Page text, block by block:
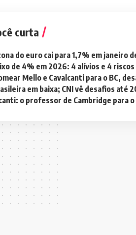
curta
do euro cai para 1,7% em janeiro
de 4% em 2026: 4 alívios e 4 riscos
Mello e Cavalcanti para o BC,
em baixa; CNI vê desafios até
o professor de Cambridge para o